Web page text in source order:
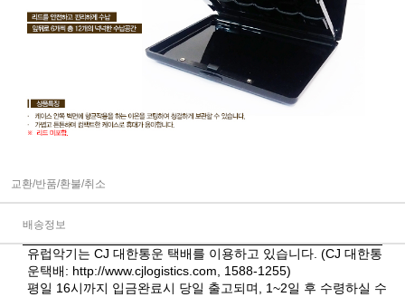
교환/반품/환불/취소
배송정보
유럽악기는 CJ 대한통운 택배를 이용하고 있습니다. (CJ 대한통
운택배: http://www.cjlogistics.com , 1588-1255)
평일 16시까지 입금완료시 당일 출고되며, 1~2일 후 수령하실 수